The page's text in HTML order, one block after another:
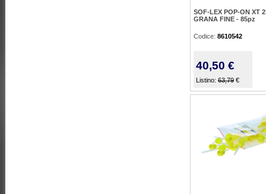
SOF-LEX POP-ON XT
GRANA FINE - 85pz
Codice: 8610542
40,50 €
Listino: 63,79 €